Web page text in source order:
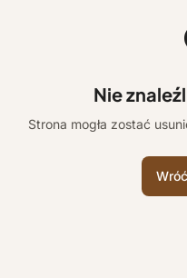
Nie
Strona mogła zostać